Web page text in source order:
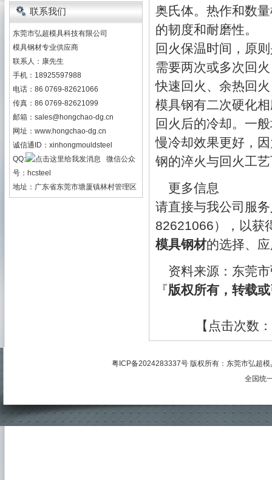
奥氏体。热作和数
的韧度和耐磨性。
回火保温时间，原
需要两次或多次回
快速回火、余热回
模具钢有二次硬化
回火后的冷却。一
慢冷却效果更好，
钢的淬火与回火工
更多信息
请直接与我公司服
82621066），以获
模具钢材的选择、
资料来源：东莞
『版权所有，转载
【点击次数：
联系我们
东莞市弘超模具科技有限公司
模具钢材专业供应商
联系人：康先生
手机：18925597988
电话：86 0769-82621066
传真：86 0769-82621099
邮箱： sales@hongchao-dg.cn
网址： www.hongchao-dg.cn
诚信通ID：xinhongmouldsteel
QQ:
微信公众
号：hcsteel
地址：广东省东莞市塘厦镇林村管理区
粤ICP备2024283337号 版权所有： 东莞市弘超
全国统